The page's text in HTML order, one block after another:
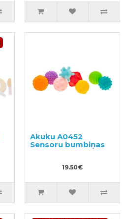
Akuku A0452
Sensoru bumbiņas
19.50€